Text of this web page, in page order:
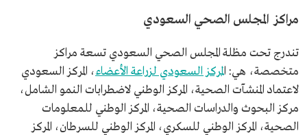
مراكز المجلس الصحي السعودي
تندرج تحت مظلة المجلس الصحي السعودي تسعة مراكز
متخصصة، هي: المركز السعودي لزراعة الأعضاء، المركز السعودي
لاعتماد المنشآت الصحية، المركز الوطني لاضطرابات النمو الشامل،
مركز البحوث والدراسات الصحية، المركز الوطني للمعلومات
الصحية، المركز الوطني للسكري، المركز الوطني للسرطان، المركز